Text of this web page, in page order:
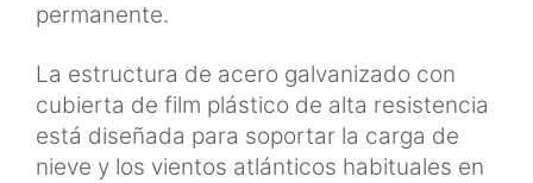
permanente.
La estructura de acero galvanizado con
cubierta de film plástico de alta resistencia
está diseñada para soportar la carga de
nieve y los vientos atlánticos habituales en